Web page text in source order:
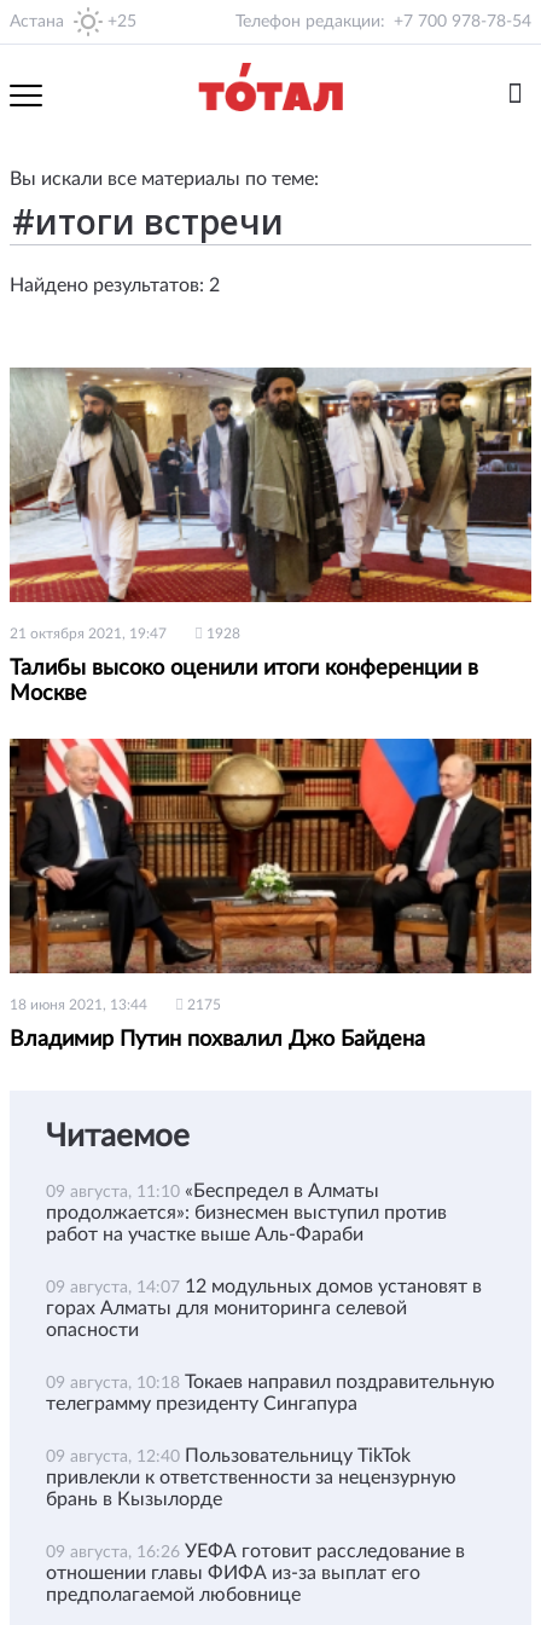
Астана +25 Телефон редакции: +7 700 978-78-54
Вы искали все материалы по теме:
Найдено результатов: 2
21 октября 2021, 19:47 1928
Талибы высоко оценили итоги конференции в
Москве
18 июня 2021, 13:44 2175
Владимир Путин похвалил Джо Байдена
Читаемое
09 августа, 11:10 «Беспредел в Алматы
продолжается»: бизнесмен выступил против
работ на участке выше Аль-Фараби
09 августа, 14:07 12 модульных домов установят в
горах Алматы для мониторинга селевой
опасности
09 августа, 10:18 Токаев направил поздравительную
телеграмму президенту Сингапура
09 августа, 12:40 Пользовательницу TikTok
привлекли к ответственности за нецензурную
брань в Кызылорде
09 августа, 16:26 УЕФА готовит расследование в
отношении главы ФИФА из-за выплат его
предполагаемой любовнице